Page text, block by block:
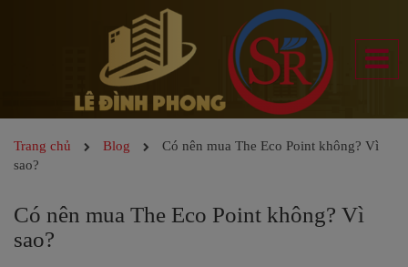
Trang chủ Blog
Có nên mua The Eco Point không? Vì
sao?
Có nên mua The Eco Point không? Vì
sao?